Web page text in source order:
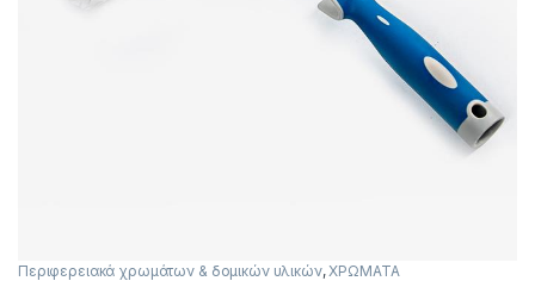
Περιφερειακά χρωμάτων & δομικών υλικών,ΧΡΩΜΑΤΑ